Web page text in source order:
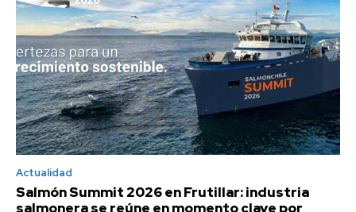
Actualidad
Salmón Summit 2026 en Frutillar: industria
salmonera se reúne en momento clave por